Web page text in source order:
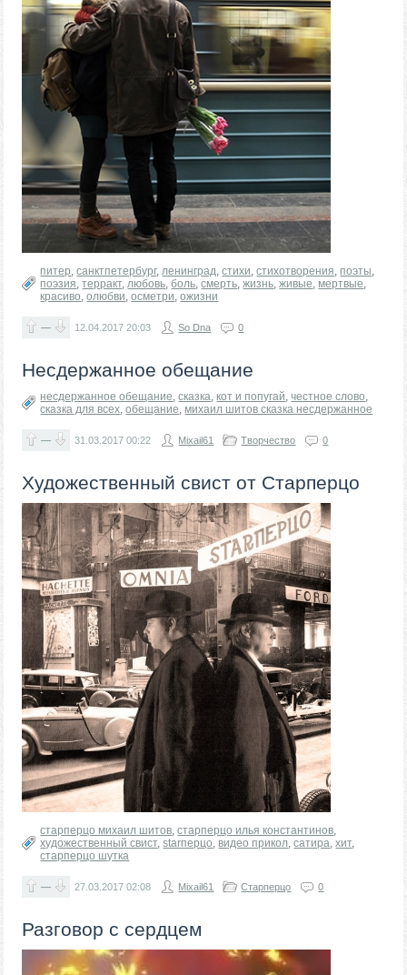
питер,санктпетербург,ленинград,стихи,стихотворения, поэты,
поэзия,терракт,любовь,боль,смерть,жизнь,живые, мертвые,
красиво,олюбви,осметри,ожизни
— 12.04.201720:03 So Dna 0
Несдержанное обещание
несдержанное обещание,сказка,кот и попугай,честное слово,
сказка для всех,обещание, михаил шитов сказка несдержанное
— 31.03.201700:22 Mixail61 Творчество 0
Художественный свист от Старперцо
старперцо михаил шитов,старперцо илья константинов,
художественный свист,starперцо, видео прикол,сатира,хит,
старперцо шутка
— 27.03.201702:08 Mixail61 Старперцо 0
Разговор с сердцем